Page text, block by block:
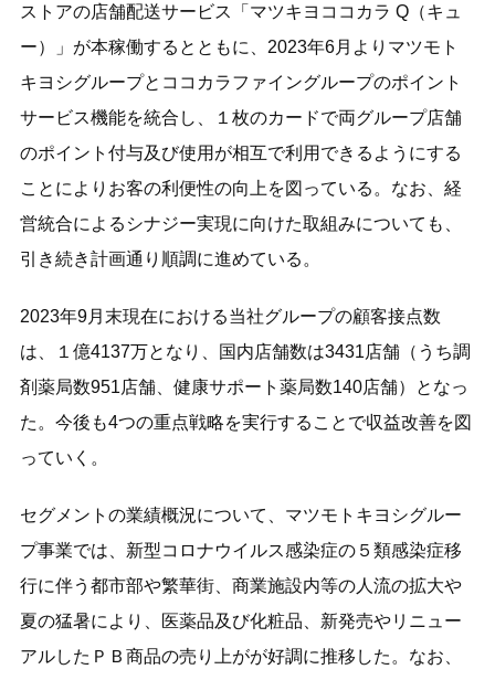
ストアの店舗配送サービス「マツキヨココカラ Q（キュ
ー）」が本稼働するとともに、2023年6月よりマツモト
キヨシグループとココカラファイングループのポイント
サービス機能を統合し、１枚のカードで両グループ店舗
のポイント付与及び使用が相互で利用できるようにする
ことによりお客の利便性の向上を図っている。なお、経
営統合によるシナジー実現に向けた取組みについても、
引き続き計画通り順調に進めている。
2023年9月末現在における当社グループの顧客接点数
は、１億4137万となり、国内店舗数は3431店舗（うち調
剤薬局数951店舗、健康サポート薬局数140店舗）となっ
た。今後も4つの重点戦略を実行することで収益改善を図
っていく。
セグメントの業績概況について、マツモトキヨシグルー
プ事業では、新型コロナウイルス感染症の５類感染症移
行に伴う都市部や繁華街、商業施設内等の人流の拡大や
夏の猛暑により、医薬品及び化粧品、新発売やリニュー
アルしたＰＢ商品の売り上がが好調に推移した。なお、